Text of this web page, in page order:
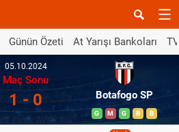
Günün Özeti At Yarışı Bankoları
05.10.2024
Maç Sonu
1 - 0 Botafogo SP
G M G B B